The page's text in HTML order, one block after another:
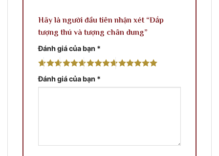
Hãy là người đầu tiên nhận xét “Đắp
tượng thú và tượng chân dung”
Đánh giá của bạn *
Đánh giá của bạn *